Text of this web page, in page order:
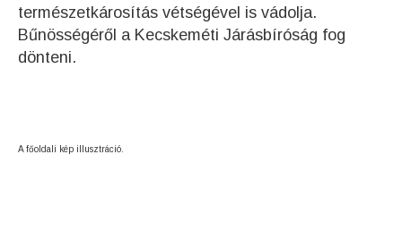
természetkárosítás vétségével is vádolja.
Bűnösségéről a Kecskeméti Járásbíróság fog
dönteni.
A főoldali kép illusztráció.